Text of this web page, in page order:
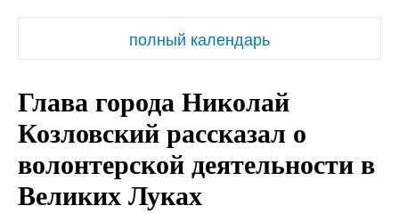
Народные
ВТРК
полный календарь
Глава города Николай
Козловский рассказал о
волонтерской деятельности в
Великих Луках